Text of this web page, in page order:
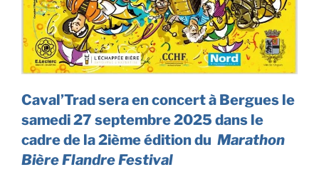
Caval’Trad sera en concert à Bergues le
samedi 27 septembre 2025 dans le
cadre de la 2ième édition du Marathon
Bière Flandre Festival